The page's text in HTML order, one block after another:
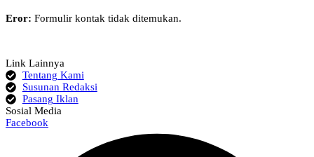
Eror: Formulir kontak tidak ditemukan.
Link Lainnya
Tentang Kami
Susunan Redaksi
Pasang Iklan
Sosial Media
Facebook